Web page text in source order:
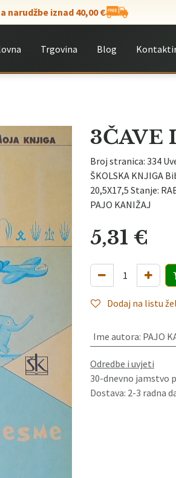
narudžbe iznad 40,00 €
Trgovina Blog
3ČAVE
Broj stranica: 334
ŠKOLSKA KNJIGA
20,5X17,5 Stanje:
PAJO KANIŽAJ
5,31 €
Dodaj na listu
Ime autora: PAJO
Odredbe i uvjeti
30-dnevno jamstvo
Dostava: 2-3 radna